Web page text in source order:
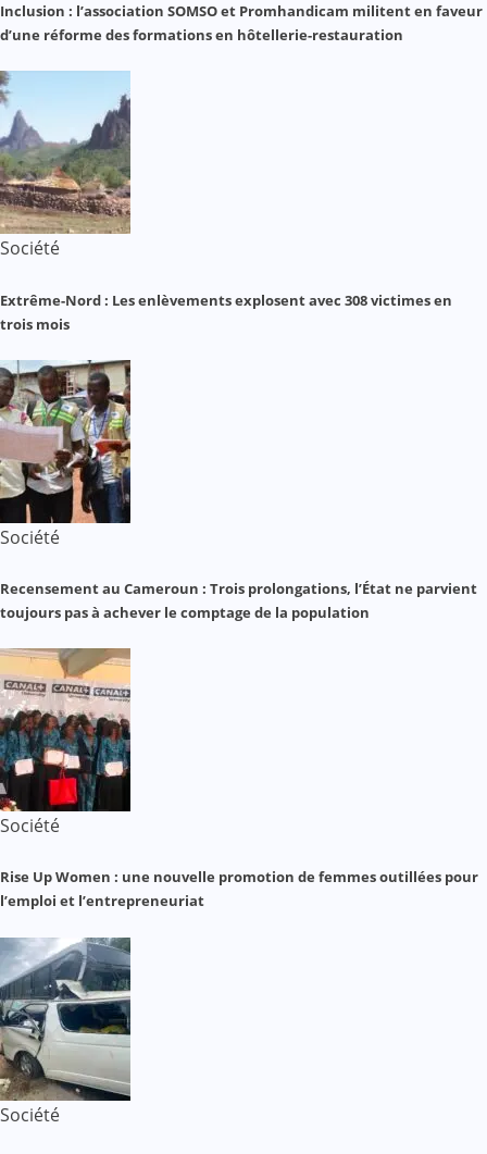
Inclusion : l’association SOMSO et Promhandicam militent en faveur
d’une réforme des formations en hôtellerie-restauration
Société
Extrême-Nord : Les enlèvements explosent avec 308 victimes en
trois mois
Société
Recensement au Cameroun : Trois prolongations, l’État ne parvient
toujours pas à achever le comptage de la population
Société
Rise Up Women : une nouvelle promotion de femmes outillées pour
l’emploi et l’entrepreneuriat
Société